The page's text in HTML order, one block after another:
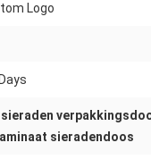
Logo
sieradendoos